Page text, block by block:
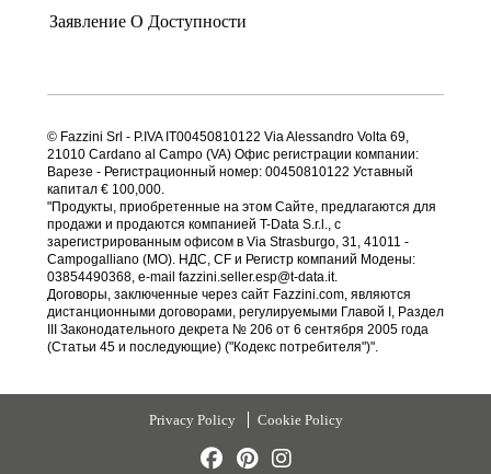
Заявление О Доступности
© Fazzini Srl - P.IVA IT00450810122 Via Alessandro Volta 69,
21010 Cardano al Campo (VA) Офис регистрации компании:
Варезе - Регистрационный номер: 00450810122 Уставный
капитал € 100,000.
"Продукты, приобретенные на этом Сайте, предлагаются для
продажи и продаются компанией T-Data S.r.l., с
зарегистрированным офисом в Via Strasburgo, 31, 41011 -
Campogalliano (MO). НДС, CF и Регистр компаний Модены:
03854490368, e-mail fazzini.seller.esp@t-data.it.
Договоры, заключенные через сайт Fazzini.com, являются
дистанционными договорами, регулируемыми Главой I, Раздел
III Законодательного декрета № 206 от 6 сентября 2005 года
(Статьи 45 и последующие) ("Кодекс потребителя")".
Privacy Policy Cookie Policy